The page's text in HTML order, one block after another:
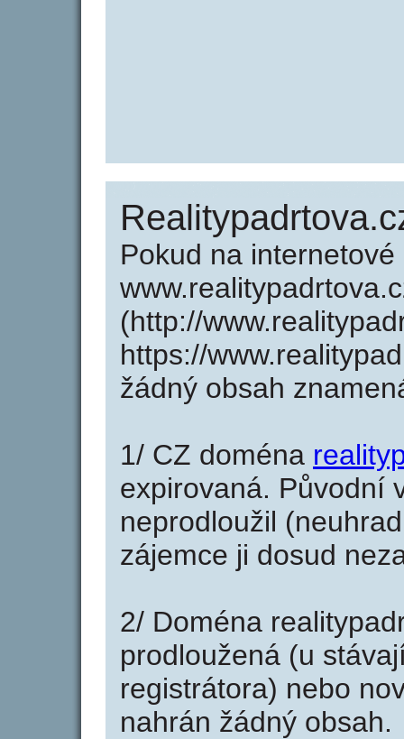
Pokud na internetové
(http://
https://
žádný obsah
1/ CZ doména
expirovaná. Původní
neprodloužil
zájemce ji dosud
2/ Doména
prodloužená (u
registrátora) nebo
nahrán žádný obsah.